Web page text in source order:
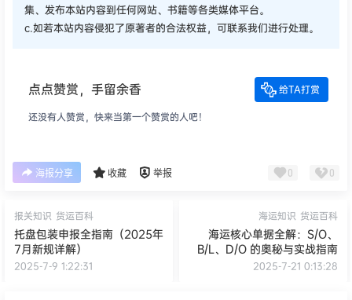
集、发布本站内容到任何网站、书籍等各类媒体平台。
c.如若本站内容侵犯了原著者的合法权益，可联系我们进行处理。
点点赞赏，手留余香 给TA打赏
还没有人赞赏，快来当第一个赞赏的人吧！
海报分享 收藏 举报 0 0
报关知识 货运百科
托盘包装申报全指南（2025年
7月新规详解）
2025-7-9 1:22:31
海运知识 货运百科
海运核心单据全解：S/O、
B/L、D/O 的奥秘与实战指南
2025-7-21 0:13:28